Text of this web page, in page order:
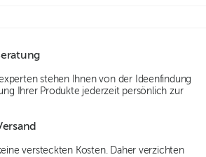
stehen Ihnen von der Ideenfindung
Ihrer Produkte jederzeit persönlich zur
versteckten Kosten. Daher verzichten